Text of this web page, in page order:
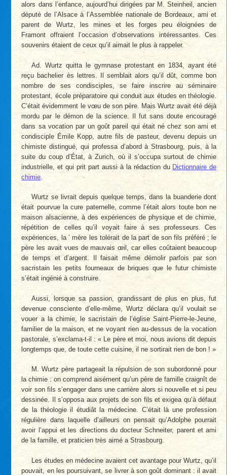
alors dans l’enfance, aujourd’hui dirigées par M. Steinheil, ancien
député de l’Alsace à l’Assemblée nationale de Bordeaux, ami et
parent de Wurtz, les mines et les forges peu éloignées de
Framont offraient l’occasion d’observations intéressantes. Ces
souvenirs étaient de ceux qu’il aimait le plus à rappeler.
Ad. Wurtz quitta le gymnase protestant en 1834, ayant été
reçu bachelier ès lettres. Il semblait alors qu’il dût, comme bon
nombre de ses condisciples, se faire inscrire au séminaire
protestant, école préparatoire qui conduit aux études en théologie.
C’était évidemment le vœu de son père. Mais Wurtz avait été déjà
mordu par le démon de la science. Il fut sans doute encouragé
dans sa vocation par un goût pareil qui était né chez son ami et
condisciple Émile Kopp, autre fils de pasteur, devenu depuis un
chimiste distingué, qui professa d’abord à Strasbourg, puis, à la
suite du coup d’État, à Zurich, où il s’occupa surtout de chimie
industrielle, et qui prit part aussi à la rédaction du Dictionnaire de
chimie
Wurtz se livrait depuis quelque temps, dans la buanderie dont
était pourvue la cure paternelle, comme l’était alors toute bon ne
maison alsacienne, à des expériences de physique et de chimie,
répétition de celles qu’il voyait faire à ses professeurs. Ces
expériences, la ’ mère les tolérait de la part de son fils préféré ; le
père les avait vues de mauvais œil, car elles coûtaient beaucoup
de temps et d’argent. Il faisait même démolir parfois par son
sacristain les petits fourneaux de briques que le futur chimiste
s’était ingénié à construire.
Aussi, lorsque sa passion, grandissant de plus en plus, fut
devenue consciente d’elle-même, Wurtz déclara qu’il voulait se
vouer a la chimie, le sacristain de l’église Saint-Pierre-le-Jeune,
familier de la maison, et ne voyant rien au-dessus de la vocation
pastorale, s’exclama-t-il : « Le père et moi, nous avions dit depuis
longtemps que, de toute cette cuisine, il ne sortirait rien de bon ! »
M. Wurtz père partageait la répulsion de son subordonné pour
la chimie : on comprend aisément qu’un père de famille craignît de
voir son fils s’engager dans une carrière alors si nouvelle et si peu
dessinée. Il s’opposa aux projets de son fils et exigea qu’à défaut
de la théologie il étudiât la médecine. C’était là une profession
régulière dans laquelle d’ailleurs on pensait qu’Adolphe pourrait
avoir l’appui et les directions du docteur Schneiter, parent et ami
de la famille, et praticien très aimé a Strasbourg.
Les études en médecine avaient cet avantage pour Wurtz, qu’il
pouvait, en les poursuivant, se livrer à son goût dominant : il avait